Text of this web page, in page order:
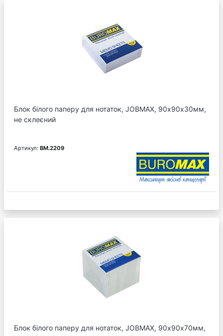
Блок білого паперу для нотаток, JOBMAX, 90х90х30мм,
не склеєний
Артикул: BM.2209
Блок білого паперу для нотаток, JOBMAX, 90х90х70мм,